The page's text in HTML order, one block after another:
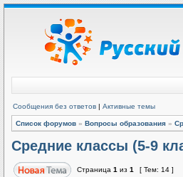
Сообщения без ответов | Активные темы
Список форумов » Вопросы образования »
Средние классы (5-9
Страница 1 из 1 [ Тем: 14 ]